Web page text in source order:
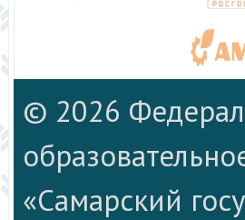
© 2026
«Самарский